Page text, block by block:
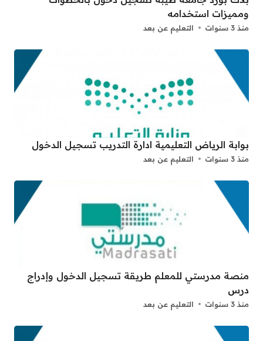
ومميزات استخدامه
منذ 3 سنوات التعليم عن بعد
بوابة الرياض التعليمية ادارة التدريب تسجيل الدخول
منذ 3 سنوات التعليم عن بعد
منصة مدرستي للمعلم طريقة تسجيل الدخول وإدراج
درس
منذ 3 سنوات التعليم عن بعد